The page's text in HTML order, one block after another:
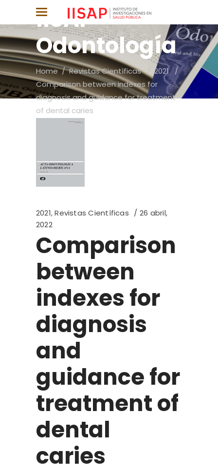
IISAP
Odontología
Home/Revistas Científicas/ 2021/
Comparison between indexes for
diagnosis and guidance for treatment
of dental caries
2021,Revistas Científicas
26 abril,
2022
Comparison
between
indexes for
diagnosis
and
guidance for
treatment of
dental
caries